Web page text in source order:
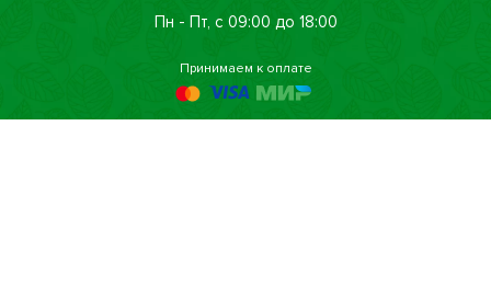
Пн - Пт, с 09:00 до 18:00
Принимаем к оплате